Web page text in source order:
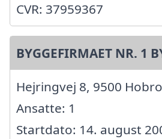
CVR: 37959367
BYGGEFIRMAET NR. 1
Hejringvej 8, 9500 Hobro
Ansatte: 1
Startdato: 14. august